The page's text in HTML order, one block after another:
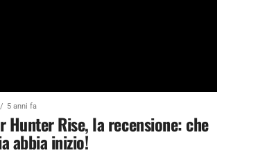
5 anni fa
Hunter Rise, la recensione: che
abbia inizio!